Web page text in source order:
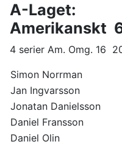
A-Laget:
Amerikanskt
4 serier Am. Omg. 16
Simon Norrman
Jan Ingvarsson
Jonatan Danielsson
Daniel Fransson
Daniel Olin